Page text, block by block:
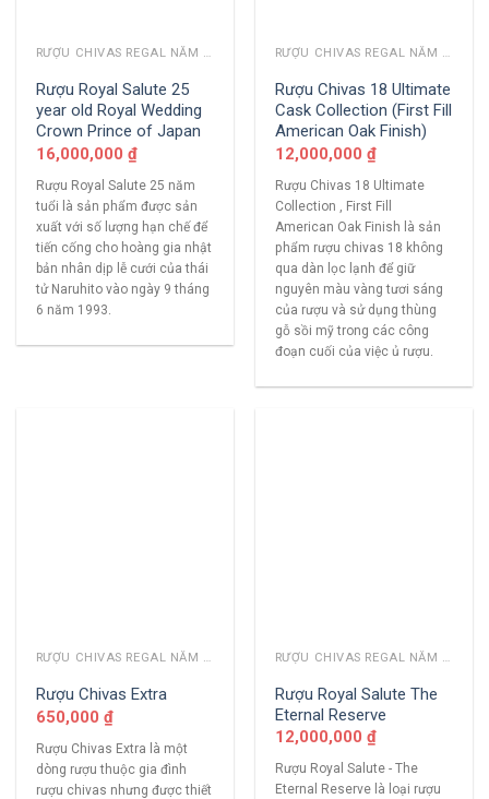
RƯỢU CHIVAS REGAL NĂM CŨ
Rượu Royal Salute 25
year old Royal Wedding
Crown Prince of Japan
16,000,000 ₫
Rượu Royal Salute 25 năm
tuổi là sản phẩm được sản
xuất với số lượng hạn chế để
tiến cống cho hoàng gia nhật
bản nhân dịp lễ cưới của thái
tử Naruhito vào ngày 9 tháng
6 năm 1993.
RƯỢU CHIVAS REGAL NĂM CŨ
Rượu Chivas 18 Ultimate
Cask Collection (First Fill
American Oak Finish)
12,000,000 ₫
Rượu Chivas 18 Ultimate
Collection , First Fill
American Oak Finish là sản
phẩm rượu chivas 18 không
qua dàn lọc lạnh để giữ
nguyên màu vàng tươi sáng
của rượu và sử dụng thùng
gỗ sồi mỹ trong các công
đoạn cuối của việc ủ rượu.
RƯỢU CHIVAS REGAL NĂM CŨ
Rượu Chivas Extra
650,000 ₫
Rượu Chivas Extra là một
dòng rượu thuộc gia đình
rượu chivas nhưng được thiết
RƯỢU CHIVAS REGAL NĂM CŨ
Rượu Royal Salute The
Eternal Reserve
12,000,000 ₫
Rượu Royal Salute - The
Eternal Reserve là loại rượu